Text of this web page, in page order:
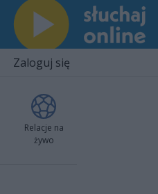
Zaloguj się
Relacje na
żywo